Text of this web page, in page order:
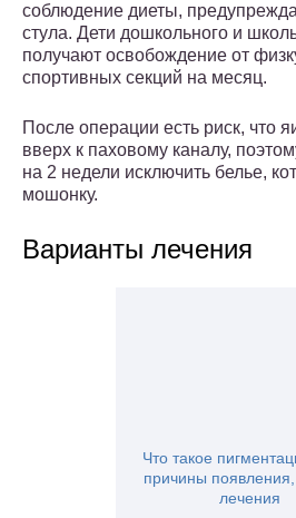
соблюдение диеты,
стула. Дети дошкольного и
получают освобождение от
спортивных секций на месяц.
После операции есть риск, что
вверх к паховому каналу,
на 2 недели исключить белье,
мошонку.
Варианты лечения
Что такое
причины
лечения